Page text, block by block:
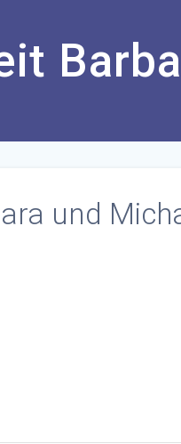
und